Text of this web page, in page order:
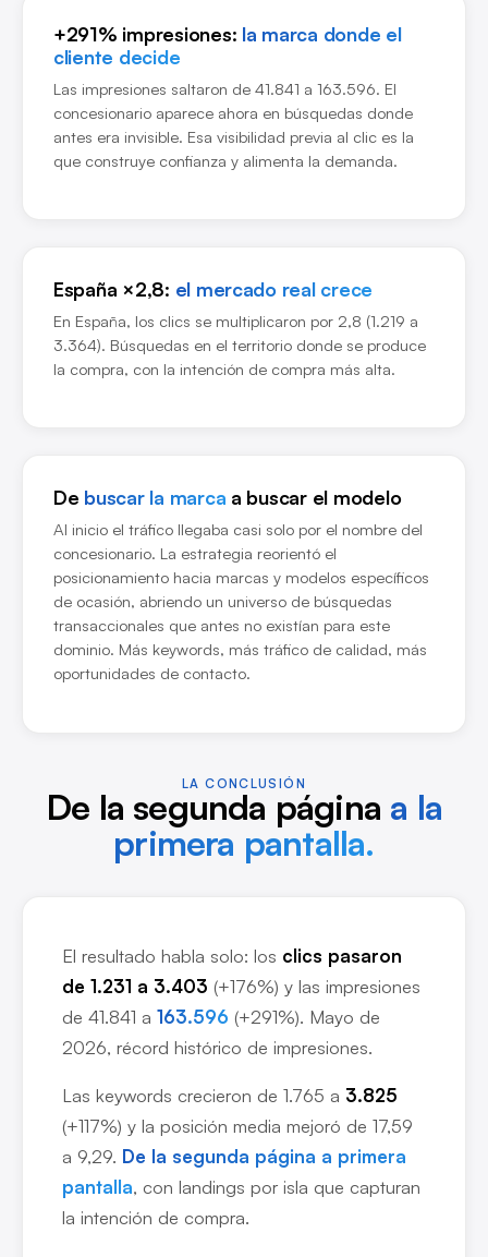
+291% impresiones: la marca donde el
cliente decide
Las impresiones saltaron de 41.841 a 163.596. El
concesionario aparece ahora en búsquedas donde
antes era invisible. Esa visibilidad previa al clic es la
que construye confianza y alimenta la demanda.
España ×2,8: el mercado real crece
En España, los clics se multiplicaron por 2,8 (1.219 a
3.364). Búsquedas en el territorio donde se produce
la compra, con la intención de compra más alta.
De buscar la marca a buscar el modelo
Al inicio el tráfico llegaba casi solo por el nombre del
concesionario. La estrategia reorientó el
posicionamiento hacia marcas y modelos específicos
de ocasión, abriendo un universo de búsquedas
transaccionales que antes no existían para este
dominio. Más keywords, más tráfico de calidad, más
oportunidades de contacto.
LA CONCLUSIÓN
De la segunda página a la
primera pantalla.
El resultado habla solo: los clics pasaron
de 1.231 a 3.403 (+176%) y las impresiones
de 41.841 a 163.596 (+291%). Mayo de
2026, récord histórico de impresiones.
Las keywords crecieron de 1.765 a 3.825
(+117%) y la posición media mejoró de 17,59
a 9,29. De la segunda página a primera
pantalla, con landings por isla que capturan
la intención de compra.